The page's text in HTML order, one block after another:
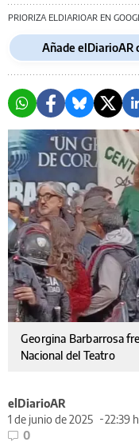
PRIORIZA ELDIARIOAR EN
Añade elDiarioAR
Georgina Barbarrosa
Nacional del Teatro
elDiarioAR
1 de junio de 2025
22:39 h
0